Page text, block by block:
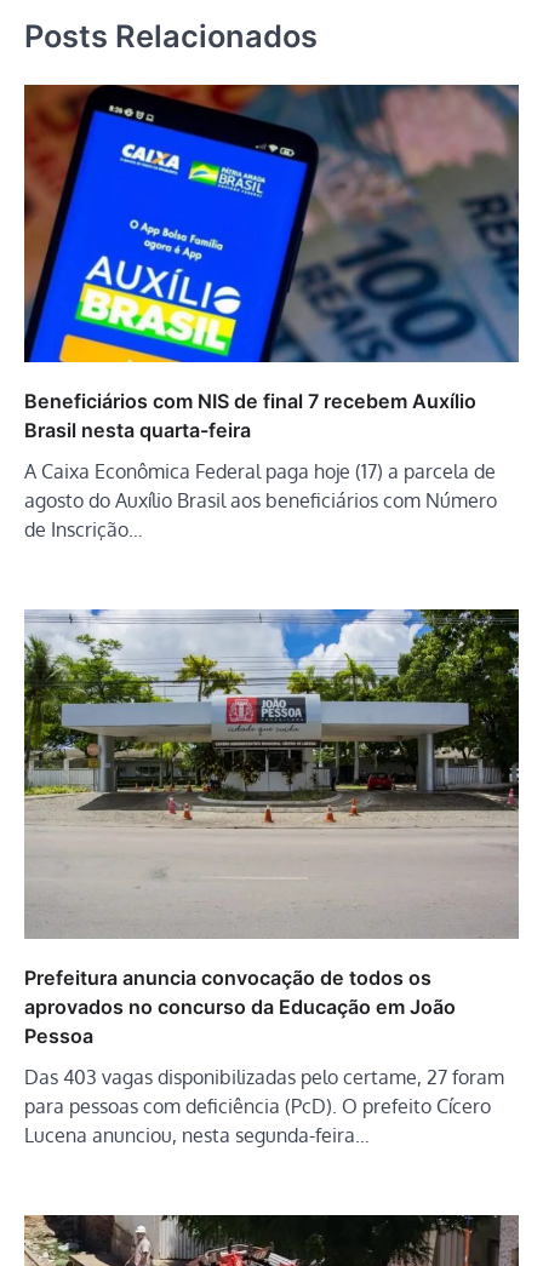
Posts Relacionados
Beneficiários com NIS de final 7 recebem Auxílio
Brasil nesta quarta-feira
A Caixa Econômica Federal paga hoje (17) a parcela de
agosto do Auxílio Brasil aos beneficiários com Número
de Inscrição…
Prefeitura anuncia convocação de todos os
aprovados no concurso da Educação em João
Pessoa
Das 403 vagas disponibilizadas pelo certame, 27 foram
para pessoas com deficiência (PcD). O prefeito Cícero
Lucena anunciou, nesta segunda-feira…